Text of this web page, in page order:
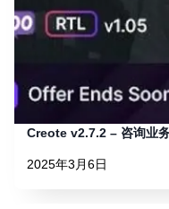
Creote v2.7.2 – 咨询业
2025年3月6日